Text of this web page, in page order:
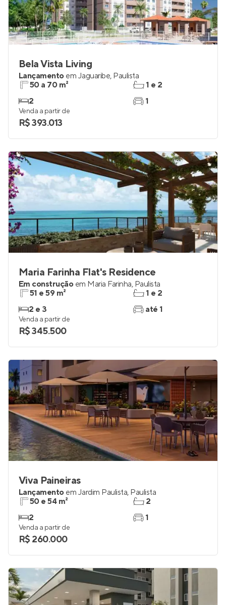
Bela Vista Living
Lançamento em Jaguaribe, Paulista
50 a 70 m²
2
1 e 2
1
Venda a partir de
R$ 393.013
Maria Farinha Flat's Residence
Em construção em Maria Farinha, Paulista
51 e 59 m²
2 e 3
1 e 2
até 1
Venda a partir de
R$ 345.500
Viva Paineiras
Lançamento em Jardim Paulista, Paulista
50 e 54 m²
2
2
1
Venda a partir de
R$ 260.000